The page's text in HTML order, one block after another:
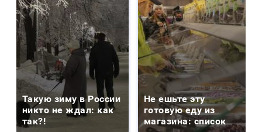
Такую зиму в России
никто не ждал: как
так?!
Не ешьте эту
готовую еду из
магазина: список